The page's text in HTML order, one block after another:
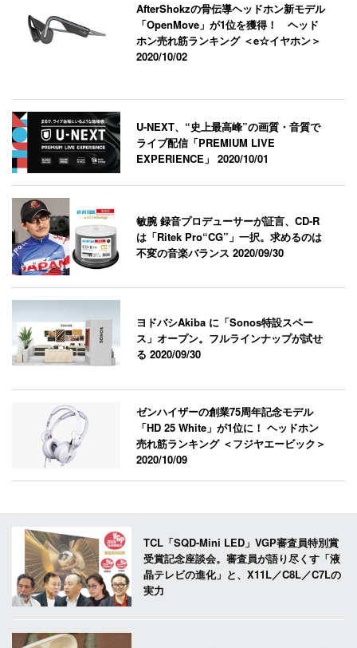
AfterShokzの骨伝導ヘッドホン新モデル
「OpenMove」が1位を獲得！ ヘッド
ホン売れ筋ランキング ＜e☆イヤホン＞
2020/10/02
U-NEXT、“史上最高峰”の画質・音質で
ライブ配信「PREMIUM LIVE
EXPERIENCE」2020/10/01
敏腕 録音プロデューサーが証言、CD-R
は「Ritek Pro“CG”」一択。求めるのは
不変の音楽バランス2020/09/30
ヨドバシAkiba に「Sonos特設スペー
ス」オープン。フルラインナップが試せ
る2020/09/30
ゼンハイザーの創業75周年記念モデル
「HD 25 White」が1位に！ ヘッドホン
売れ筋ランキング ＜フジヤエービック＞
2020/10/09
TCL「SQD-Mini LED」VGP審査員特別賞
受賞記念座談会。審査員が語り尽くす「液
晶テレビの進化」と、X11L／C8L／C7Lの
実力